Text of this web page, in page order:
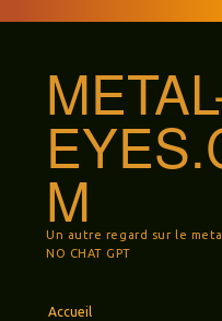
M
Un autre regard sur le
NO CHAT GPT
Aller au contenu principal
Accueil